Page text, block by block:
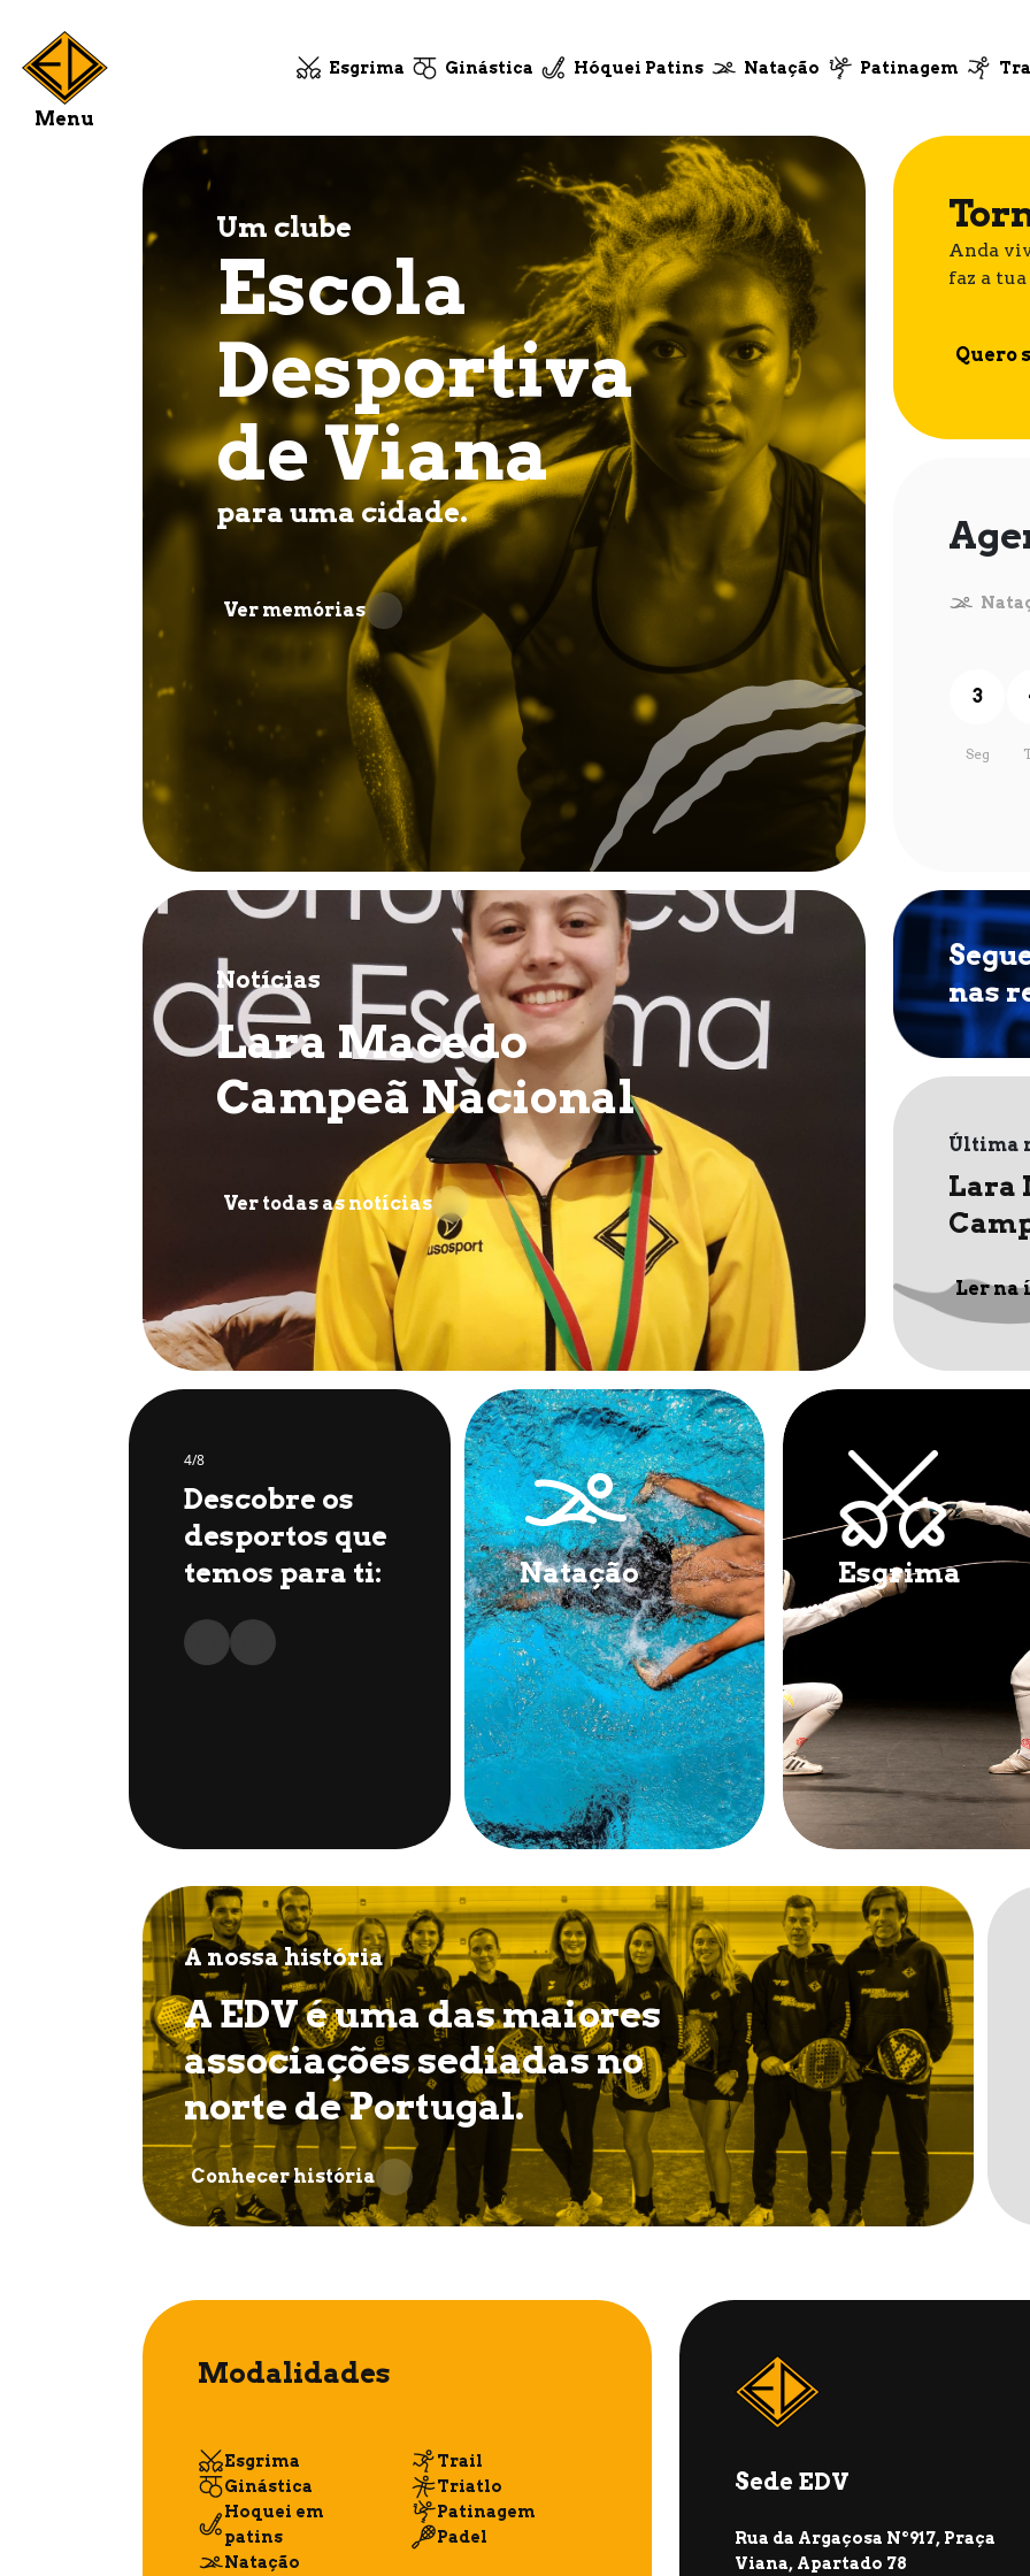
Menu
Esgrima Ginástica Hóquei Patins Natação Patinagem
Um clube
Escola
Desportiva
de Viana
para uma cidade.
Ver memórias
Anda
faz a
Quero
3
Seg
Notícias
Lara Macedo
Campeã Nacional
Ver todas as notícias
nas
Última
Lara
Ler na
4/8
Descobre os
desportos que
temos para ti:
Natação Esgrima
A nossa história
A EDV é uma das maiores
associações sediadas no
norte de Portugal.
Conhecer história
Modalidades
Esgrima
Ginástica
Hoquei em
patins
Natação
Trail
Triatlo
Patinagem
Padel
Sede EDV
Rua da Argaçosa Nº917, Praça
Viana, Apartado 78